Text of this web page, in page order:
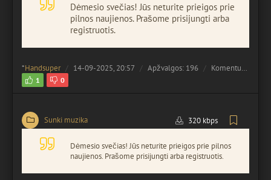
Dėmesio svečias! Jūs neturite prieigos prie
pilnos naujienos. Prašome prisijungti arba
registruotis.
*Handsuper 14-09-2025, 20:57 Apžvalgos: 196 Komentuota:
1 0
Sunki muzika 320 kbps
Dėmesio svečias! Jūs neturite prieigos prie pilnos
naujienos. Prašome prisijungti arba registruotis.